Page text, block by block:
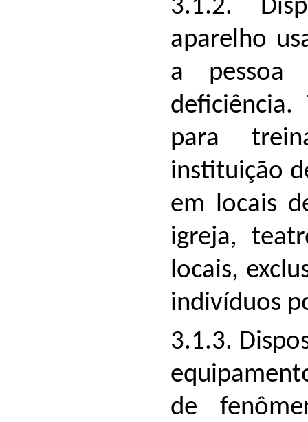
3.1.2.
aparelho
a pessoa
para
instituição
em locais
igreja,
locais,
indivíduos
3.1.3.
de